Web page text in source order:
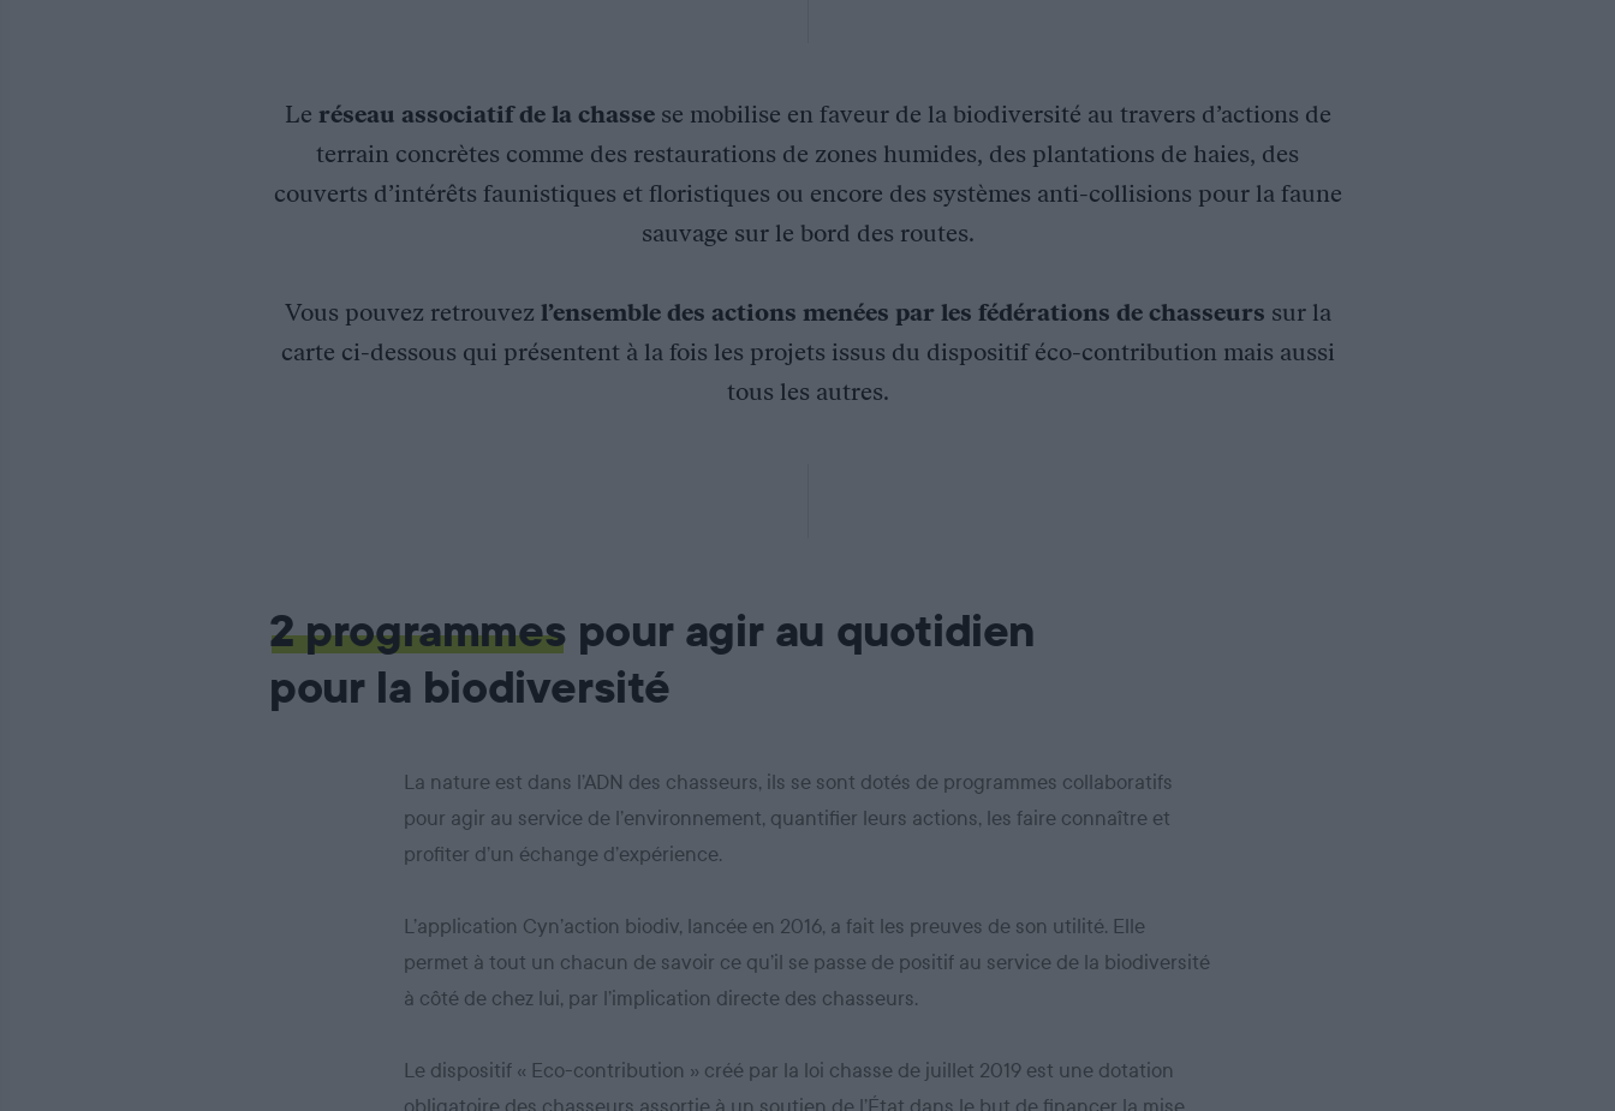
Le réseau associatif de la chassese mobilise en faveur de la biodiversité au travers d’actions de
terrain concrètes comme des restaurations de zones humides, des plantations de haies, des
couverts d’intérêts faunistiques et floristiques ou encore des systèmes anti-collisions pour la faune
sauvage sur le bord des routes.
Vous pouvez retrouvez l’ensemble des actions menées par les fédérations de chasseurs sur la
carte ci-dessous qui présentent à la fois les projets issus du dispositif éco-contribution mais aussi
tous les autres.
2 programmes pour agir au quotidien
pour la biodiversité
La nature est dans l’ADN des chasseurs, ils se sont dotés de programmes collaboratifs
pour agir au service de l’environnement, quantifier leurs actions, les faire connaître et
profiter d’un échange d’expérience.
L’application Cyn’action biodiv, lancée en 2016, a fait les preuves de son utilité. Elle
permet à tout un chacun de savoir ce qu’il se passe de positif au service de la biodiversité
à côté de chez lui, par l’implication directe des chasseurs.
Le dispositif « Eco-contribution » créé par la loi chasse de juillet 2019 est une dotation
obligatoire des chasseurs assortie à un soutien de l’État dans le but de financer la mise